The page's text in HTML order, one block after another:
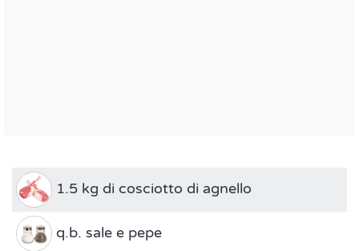
1.5 kg di cosciotto di agnello
q.b. sale e pepe